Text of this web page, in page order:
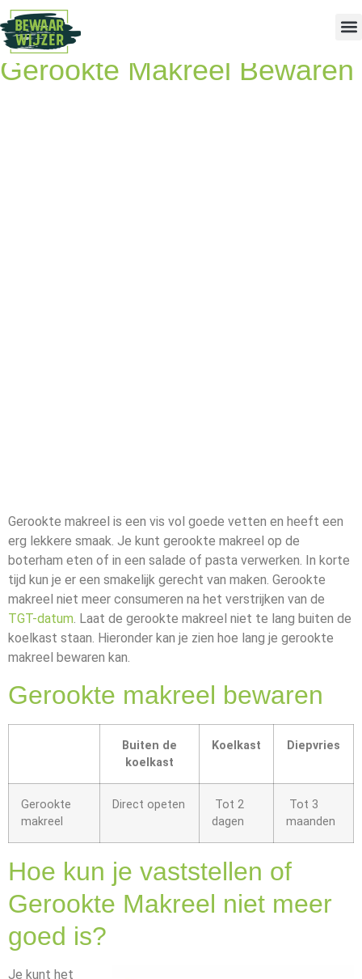
Gerookte Makreel Bewaren
Gerookte makreel is een vis vol goede vetten en heeft een
erg lekkere smaak. Je kunt gerookte makreel op de
boterham eten of in een salade of pasta verwerken. In korte
tijd kun je er een smakelijk gerecht van maken. Gerookte
makreel niet meer consumeren na het verstrijken van de
TGT-datum. Laat de gerookte makreel niet te lang buiten de
koelkast staan. Hieronder kan je zien hoe lang je gerookte
makreel bewaren kan.
Gerookte makreel bewaren
Buiten de
koelkast
Koelkast Diepvries
Gerookte
makreel
Direct opeten
Tot 2
dagen
Tot 3
maanden
Hoe kun je vaststellen of
Gerookte Makreel niet meer
goed is?
Je kunt het